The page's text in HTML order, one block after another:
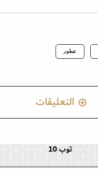
عطور
التعليقات
توب 10